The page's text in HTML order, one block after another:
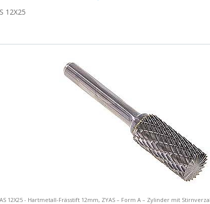
12X25
12X25 - Hartmetall-Frässtift 12mm, ZYAS – Form A – Zylinder mit